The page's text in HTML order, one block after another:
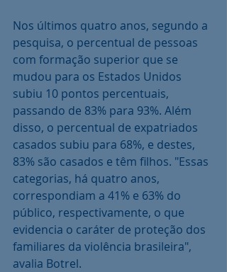
Nos últimos quatro anos, segundo a
pesquisa, o percentual de pessoas
com formação superior que se
mudou para os Estados Unidos
subiu 10 pontos percentuais,
passando de 83% para 93%. Além
disso, o percentual de expatriados
casados subiu para 68%, e destes,
83% são casados e têm filhos. "Essas
categorias, há quatro anos,
correspondiam a 41% e 63% do
público, respectivamente, o que
evidencia o caráter de proteção dos
familiares da violência brasileira",
avalia Botrel.